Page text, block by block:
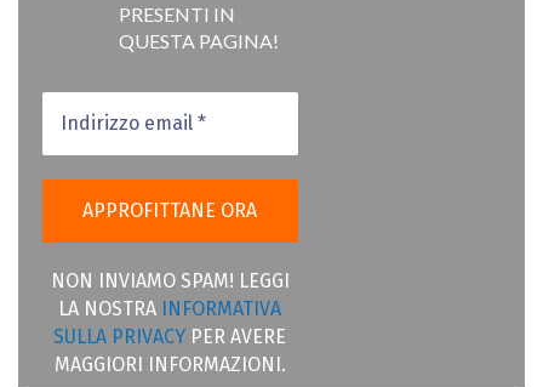
PRESENTI IN
QUESTA PAGINA!
NON INVIAMO SPAM! LEGGI
LA NOSTRA INFORMATIVA
SULLA PRIVACY PER AVERE
MAGGIORI INFORMAZIONI.